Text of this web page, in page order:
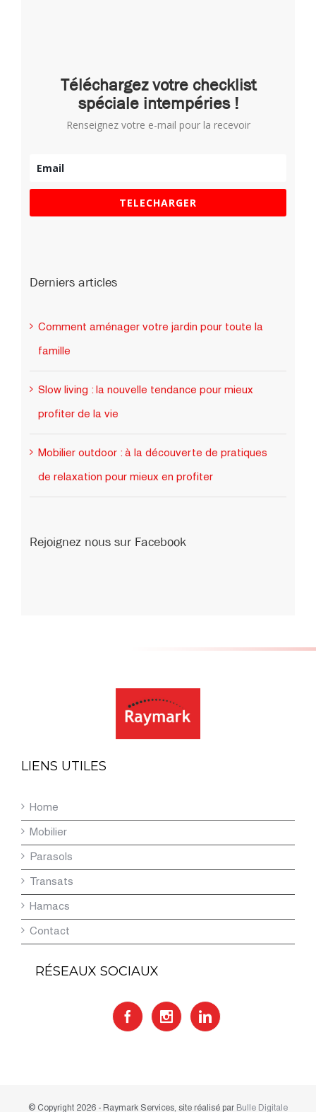
Téléchargez votre checklist
spéciale intempéries !
Renseignez votre e-mail pour la recevoir
TELECHARGER
Derniers articles
Comment aménager votre jardin pour toute la
famille
Slow living : la nouvelle tendance pour mieux
profiter de la vie
Mobilier outdoor : à la découverte de pratiques
de relaxation pour mieux en profiter
Rejoignez nous sur Facebook
LIENS UTILES
Home
Mobilier
Parasols
Transats
Hamacs
Contact
RÉSEAUX SOCIAUX
© Copyright 2026 - Raymark Services, site réalisé par Bulle Digitale